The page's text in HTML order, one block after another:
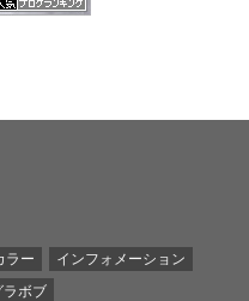
ラー
インフォメーション
ラボブ